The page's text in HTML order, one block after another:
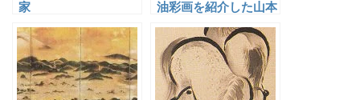
家
油彩画を紹介した山本
森之助